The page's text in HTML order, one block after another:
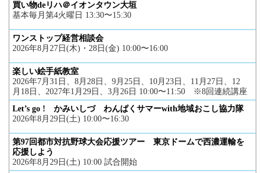
買い物deリハ＠イオンタウン大垣
基本毎月第4火曜日 13:30〜15:30
ワンストップ経営相談会
2026年8月27日(木)・28日(金) 10:00〜16:00
楽しい絵手紙教室
2026年7月31日、8月28日、9月25日、10月23日、11月27日、12
月18日、2027年1月29日、3月26日 10:00〜11:50 ※8回連続講座
Let’s go ! かみいしづ わんぱくサマーwith地域おこし協力隊
2026年8月29日(土) 10:00〜16:30
第97回都市対抗野球大会応援ツアー 東京ドームで西濃運輸を
応援しよう
2026年8月29日(土) 10:00 試合開始